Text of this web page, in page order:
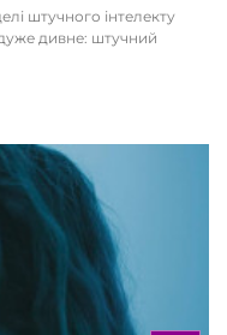
штучного інтелекту
дивне: штучний